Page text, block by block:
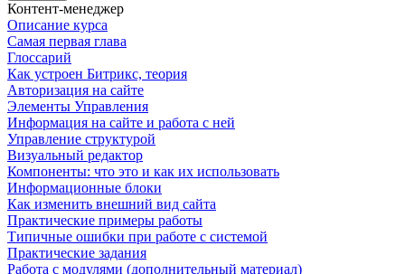
Контент-менеджер
Описание курса
Самая первая глава
Глоссарий
Как устроен Битрикс, теория
Авторизация на сайте
Элементы Управления
Информация на сайте и работа с ней
Управление структурой
Визуальный редактор
Компоненты: что это и как их использовать
Информационные блоки
Как изменить внешний вид сайта
Практические примеры работы
Типичные ошибки при работе с системой
Практические задания
Работа с модулями (дополнительный материал)